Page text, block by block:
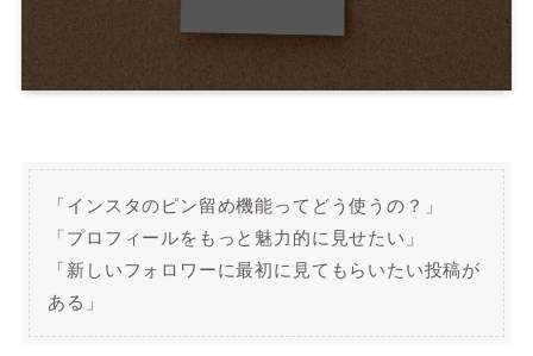
「インスタのピン留め機能ってどう使うの？」
「プロフィールをもっと魅力的に見せたい」
「新しいフォロワーに最初に見てもらいたい投稿が
ある」